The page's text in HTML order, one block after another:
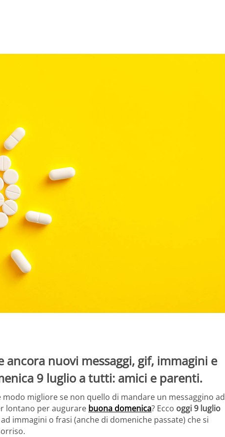
ancora nuovi messaggi, gif, immagini e
9 luglio a tutti: amici e parenti.
migliore se non quello di mandare un messaggino ad
lontano per augurare buona domenica? Ecco oggi 9 luglio
immagini o frasi (anche di domeniche passate) che si